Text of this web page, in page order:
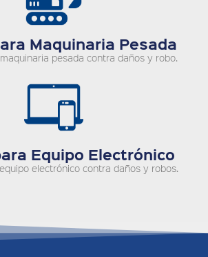
Maquinaria Pesada
pesada contra daños y robo.
Equipo Electrónico
electrónico contra daños y robos.